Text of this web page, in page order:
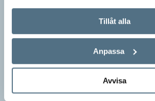
Tillåt alla
Anpassa
Avvisa
Egna tankar om andras
Johansson följe med författare som
Katarina Frostenson och Gunnar Ekelöf
Sigmund Freud,…